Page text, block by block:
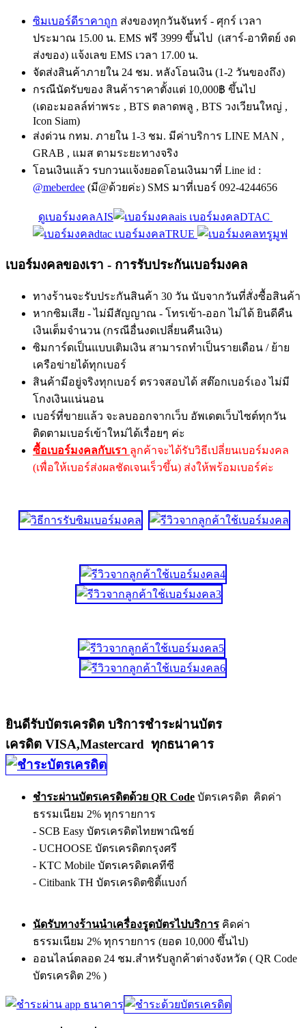
ซิมเบอร์ดีราคาถูก ส่งของทุกวันจันทร์ - ศุกร์ เวลา
ประมาณ 15.00 น. EMS ฟรี 3999 ขึ้นไป (เสาร์-อาทิตย์ งด
ส่งของ) แจ้งเลข EMS เวลา 17.00 น.
จัดส่งสินค้าภายใน 24 ชม. หลังโอนเงิน (1-2 วันของถึง)
กรณีนัดรับของ สินค้าราคาตั้งแต่ 10,000฿ ขึ้นไป
(เดอะมอลล์ท่าพระ , BTS ตลาดพลู , BTS วงเวียนใหญ่ ,
Icon Siam)
ส่งด่วน กทม. ภายใน 1-3 ชม. มีค่าบริการ LINE MAN ,
GRAB , แมส ตามระยะทางจริง
โอนเงินแล้ว รบกวนแจ้งยอดโอนเงินมาที่ Line id :
@meberdee (มี@ด้วยค่ะ) SMS มาที่เบอร์ 092-4244656
ดูเบอร์มงคลAIS
เบอร์มงคลDTAC
เบอร์มงคลTRUE
เบอร์มงคลของเรา - การรับประกันเบอร์มงคล
ทางร้านจะรับประกันสินค้า 30 วัน นับจากวันที่สั่งซื้อสินค้า
หากซิมเสีย - ไม่มีสัญญาณ - โทรเข้า-ออก ไม่ได้ ยินดีคืน
เงินเต็มจำนวน (กรณีอื่นงดเปลี่ยนคืนเงิน)
ซิมการ์ดเป็นแบบเติมเงิน สามารถทำเป็นรายเดือน / ย้าย
เครือข่ายได้ทุกเบอร์
สินค้ามีอยู่จริงทุกเบอร์ ตรวจสอบได้ สต๊อกเบอร์เอง ไม่มี
โกงเงินแน่นอน
เบอร์ที่ขายแล้ว จะลบออกจากเว็บ อัพเดตเว็บไซต์ทุกวัน
ติดตามเบอร์เข้าใหม่ได้เรื่อยๆ ค่ะ
ซื้อเบอร์มงคลกับเรา ลูกค้าจะได้รับวิธีเปลี่ยนเบอร์มงคล
(เพื่อให้เบอร์ส่งผลชัดเจนเร็วขึ้น) ส่งให้พร้อมเบอร์ค่ะ
ยินดีรับบัตรเครดิต บริการชำระผ่านบัตร
เครดิต VISA,Mastercard ทุกธนาคาร
ชำระผ่านบัตรเครดิตด้วย QR Code บัตรเครดิต คิดค่า
ธรรมเนียม 2% ทุกรายการ
- SCB Easy บัตรเครดิตไทยพาณิชย์
- UCHOOSE บัตรเครดิตกรุงศรี
- KTC Mobile บัตรเครดิตเคทีซี
- Citibank TH บัตรเครดิตซิตี้แบงก์
นัดรับทางร้านนำเครื่องรูดบัตรไปบริการ คิดค่า
ธรรมเนียม 2% ทุกรายการ (ยอด 10,000 ขึ้นไป)
ออนไลน์ตลอด 24 ชม.สำหรับลูกค้าต่างจังหวัด ( QR Code
บัตรเครดิต 2% )